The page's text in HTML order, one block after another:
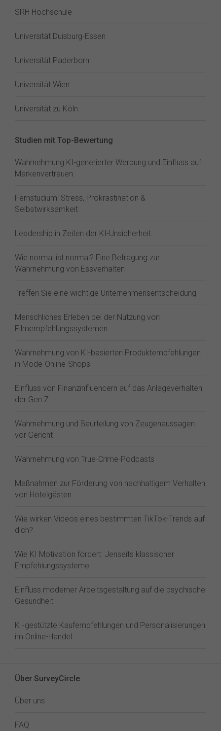
SRH Hochschule
Universität Duisburg-Essen
Universität Paderborn
Universität Wien
Universität zu Köln
Studien mit Top-Bewertung
Wahrnehmung KI-generierter Werbung und Einfluss auf
Markenvertrauen
Fernstudium: Stress, Prokrastination &
Selbstwirksamkeit
Leadership in Zeiten der KI-Unsicherheit
Wie normal ist normal? Eine Befragung zur
Wahrnehmung von Essverhalten
Treffen Sie eine wichtige Unternehmensentscheidung
Menschliches Erleben bei der Nutzung von
Filmempfehlungssystemen
Wahrnehmung von KI-basierten Produktempfehlungen
in Mode-Online-Shops
Einfluss von Finanzinfluencern auf das Anlageverhalten
der Gen Z⁠
Wahrnehmung und Beurteilung von Zeugenaussagen
vor Gericht
Wahrnehmung von True-Crime-Podcasts
Maßnahmen zur Förderung von nachhaltigem Verhalten
von Hotelgästen
Wie wirken Videos eines bestimmten TikTok-Trends auf
dich?
Wie KI Motivation fördert: Jenseits klassischer
Empfehlungssysteme
Einfluss moderner Arbeitsgestaltung auf die psychische
Gesundheit
KI-gestützte Kaufempfehlungen und Personalisierungen
im Online-Handel
Über SurveyCircle
Über uns
FAQ